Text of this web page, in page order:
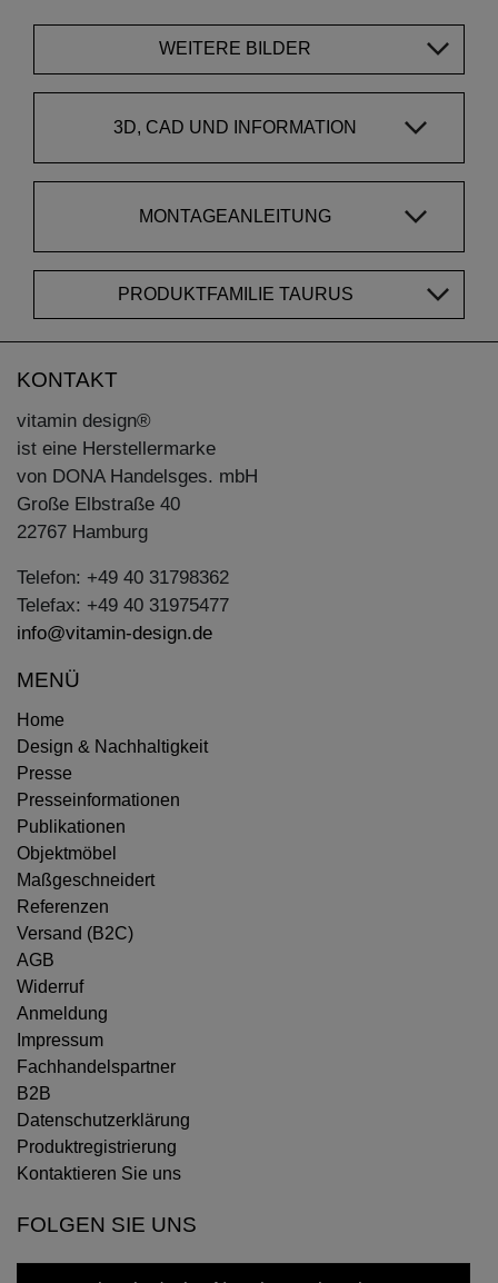
WEITERE BILDER
3D, CAD UND INFORMATION
MONTAGEANLEITUNG
PRODUKTFAMILIE TAURUS
KONTAKT
vitamin design®
ist eine Herstellermarke
von DONA Handelsges. mbH
Große Elbstraße 40
22767 Hamburg
Telefon: +49 40 31798362
Telefax: +49 40 31975477
info@vitamin-design.de
MENÜ
Home
Design & Nachhaltigkeit
Presse
Presseinformationen
Publikationen
Objektmöbel
Maßgeschneidert
Referenzen
Versand (B2C)
AGB
Widerruf
Anmeldung
Impressum
Fachhandelspartner
B2B
Datenschutzerklärung
Produktregistrierung
Kontaktieren Sie uns
FOLGEN SIE UNS